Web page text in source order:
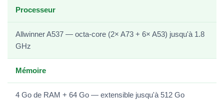
Processeur
Allwinner A537 — octa-core (2× A73 + 6× A53) jusqu'à 1.8
GHz
Mémoire
4 Go de RAM + 64 Go — extensible jusqu'à 512 Go